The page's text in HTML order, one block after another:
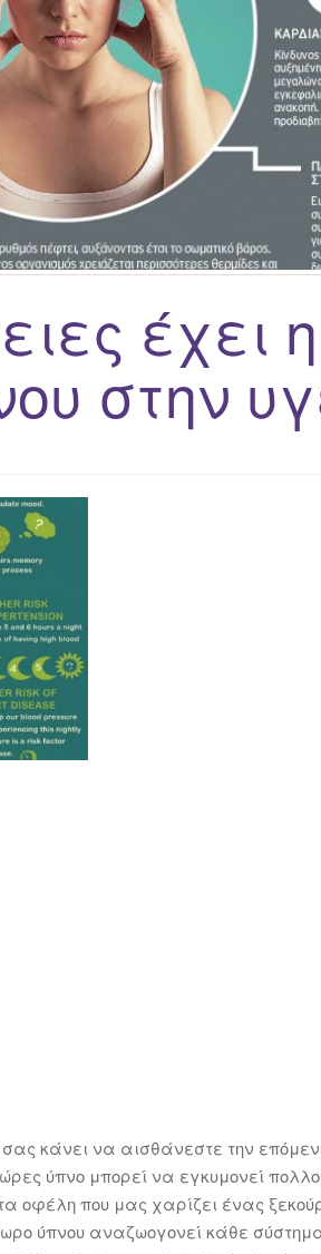
έχει η
στην
κάνει να αισθάνεστε την
ύπνο μπορεί να εγκυμονεί
οφέλη που μας χαρίζει ένας
ύπνου αναζωογονεί κάθε